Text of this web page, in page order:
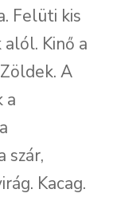
Felüti kis
Kinő a
A
a
szár,
Kacag.